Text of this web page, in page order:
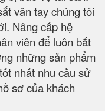
vân tay chúng tôi
Nâng cấp hệ
viên để luôn bắt
những sản phẩm
nhất nhu cầu sử
sơ của khách